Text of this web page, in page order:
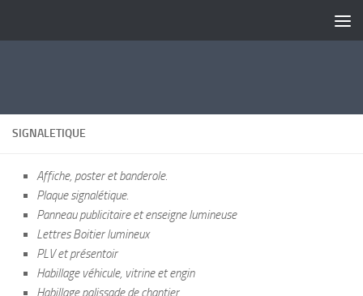
SIGNALETIQUE
Affiche, poster et banderole.
Plaque signalétique.
Panneau publicitaire et enseigne lumineuse
Lettres Boitier lumineux
PLV et présentoir
Habillage véhicule, vitrine et engin
Habillage palissade de chantier